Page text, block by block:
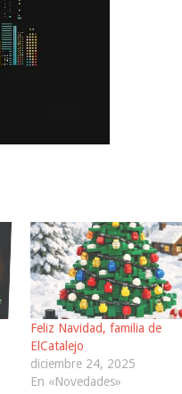
Feliz Navidad, familia de
ElCatalejo
diciembre 24, 2025
En «Novedades»